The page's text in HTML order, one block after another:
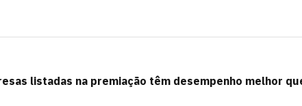
listadas na premiação têm desempenho melhor